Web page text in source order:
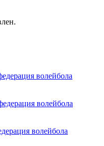
волейбола
волейбола
волейбола